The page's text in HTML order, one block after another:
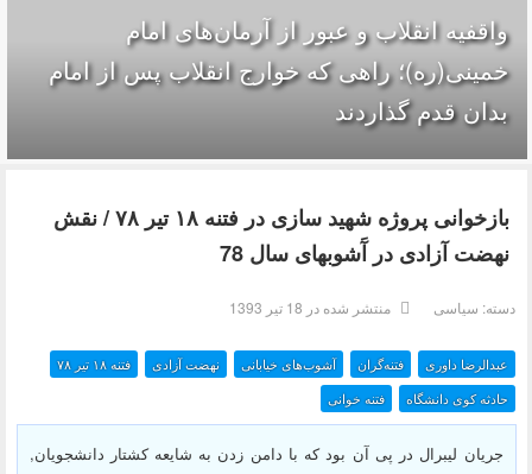
واقفیه‌ انقلاب و عبور از آرمان‌های امام
خمینی(ره)؛ راهی که خوارج انقلاب پس از امام
بدان قدم گذاردند
بازخوانی پروژه شهید سازی در فتنه ۱۸ تير ۷۸ / نقش
نهضت آزادی در آَشوبهای سال 78
دسته: سیاسی منتشر شده در 18 تیر 1393
عبدالرضا داوری فتنه‌گران آشوب‌های خیابانی نهضت آزادی
فتنه ۱۸ تير ۷۸
فتنه خوانی
حادثه کوی دانشگاه
جریان لیبرال در پی آن بود که با دامن زدن به شایعه کشتار دانشجویان,